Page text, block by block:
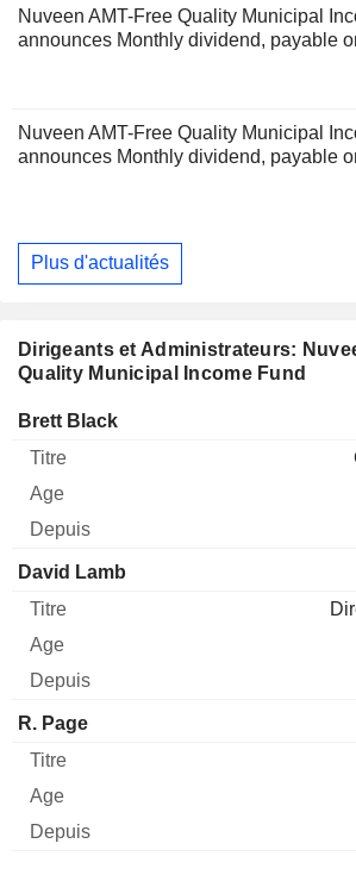
Nuveen AMT-Free Quality Municipal
announces Monthly dividend, payable
Nuveen AMT-Free Quality Municipal
announces Monthly dividend, payable
Plus d'actualités
Dirigeants et Administrateurs:
Quality Municipal Income Fund
Dirigeant Titre
Brett Black
David Lamb
R. Page